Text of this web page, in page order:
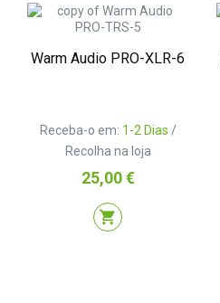
Warm Audio PRO-XLR-6
Receba-o em: 1-2 Dias /
Recolha na loja
Preço
25,00 €
shopping_cart